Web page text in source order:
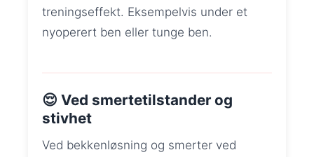
treningseffekt. Eksempelvis under et
nyoperert ben eller tunge ben.
😌 Ved smertetilstander og
stivhet
Ved bekkenløsning og smerter ved